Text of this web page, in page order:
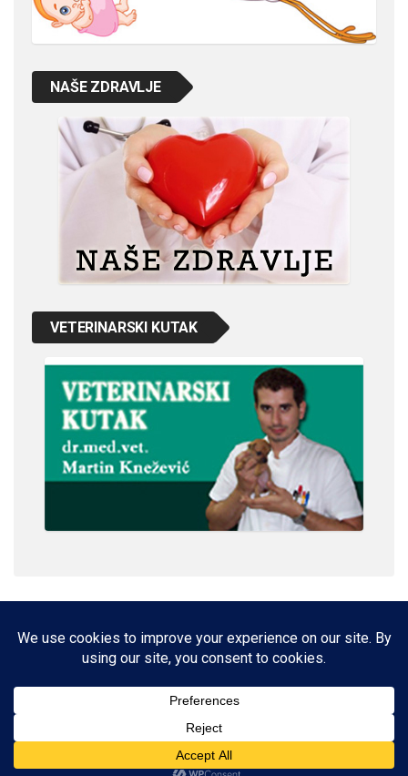
NAŠE ZDRAVLJE
VETERINARSKI KUTAK
IMPRESSUM